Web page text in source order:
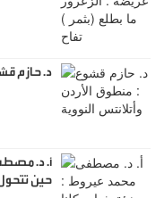
د. حازم
أ. د.
حين